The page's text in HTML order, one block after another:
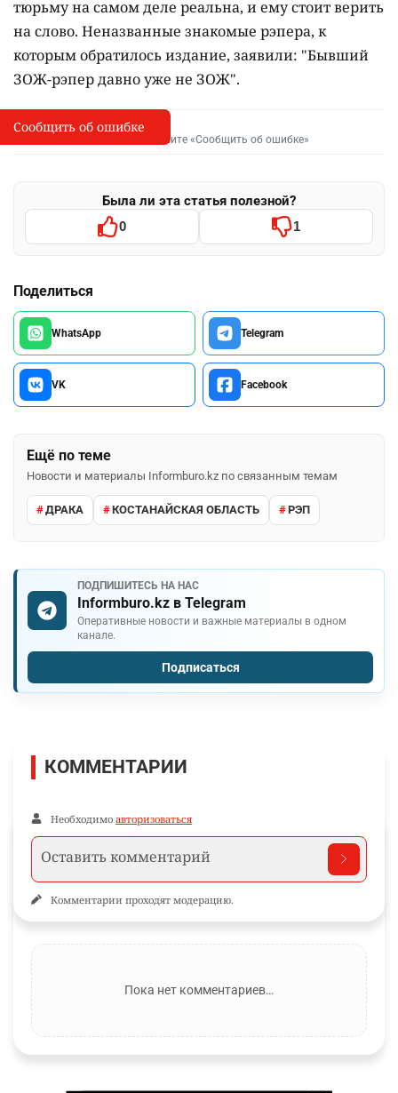
тюрьму на самом деле реальна, и ему стоит верить
на слово. Неназванные знакомые рэпера, к
которым обратилось издание, заявили: "Бывший
ЗОЖ-рэпер давно уже не ЗОЖ".
I
Сообщить об опечатке
Выделите фрагмент и нажмите «Сообщить об ошибке»
Была ли эта статья полезной?
0 1
Поделиться
WhatsApp Telegram
VK Facebook
Ещё по теме
Новости и материалы Informburo.kz по связанным темам
ДРАКА КОСТАНАЙСКАЯ ОБЛАСТЬ РЭП
ПОДПИШИТЕСЬ НА НАС
Informburo.kz в Telegram
Оперативные новости и важные материалы в одном
канале.
Подписаться
Сообщить об ошибке
КОММЕНТАРИИ
Необходимо авторизоваться
Комментарии проходят модерацию.
Пока нет комментариев…